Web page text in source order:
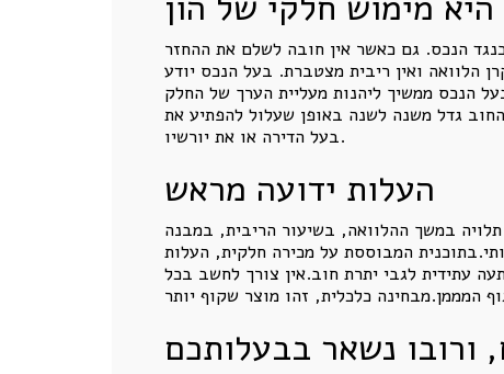
הנכס. גם כאשר אין חובה לשלם את ההחזר
הלוואה ואין ריבית מצטברת. בעל הנכס יודע
הנכס ממשיך ליהנות מעליית הערך של החלק
גדל משנה לשנה באופן שעלול להפתיע את
בעל הדירה או את יורשיו.
העלות ידועה מראש
במשך ההלוואה, בשיעור הריבית, במבנה
המבוססת על מכירה חלקית, העלות
עתידית לגבי יתרת חוב.אין צורך לחשב בכל
נשאר בבעלותכם